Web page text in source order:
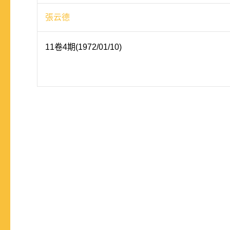
張云德
11卷4期(1972/01/10)